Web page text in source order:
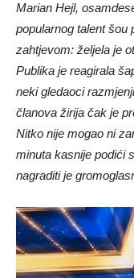
Marian Hejl,
popularnog talent šou
zahtjevom: željela je
Publika je reagirala
neki gledaoci
članova žirija čak je
Nitko nije mogao ni
minuta kasnije podići
nagraditi je